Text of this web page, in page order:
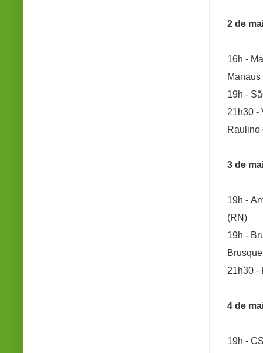
2 de
16h -
Manaus
19h -
21h30 -
Raulino
3 de
19h -
(RN)
19h -
21h30 -
4 de
19h -